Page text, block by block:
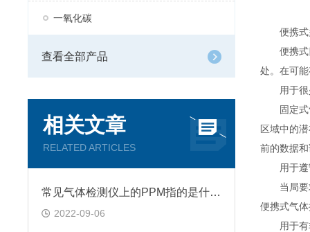
一氧化碳
查看全部产品
相关文章
RELATED ARTICLES
常见气体检测仪上的PPM指的是什么?
2022-09-06
便携式
便携式四
处。在可
用于很
固定式气
区域中的
前的数据
用于遵
当局要求
便携式气
用于有